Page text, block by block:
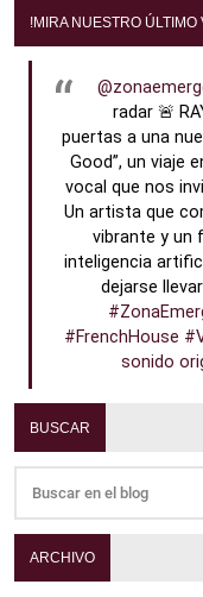
!MIRA NUESTRO ÚLTIMO
radar 🚨
puertas a una
Good”, un viaje
vocal que nos
Un artista que
vibrante y un
inteligencia
dejarse
#FrenchHouse
sonido
BUSCAR
ARCHIVO